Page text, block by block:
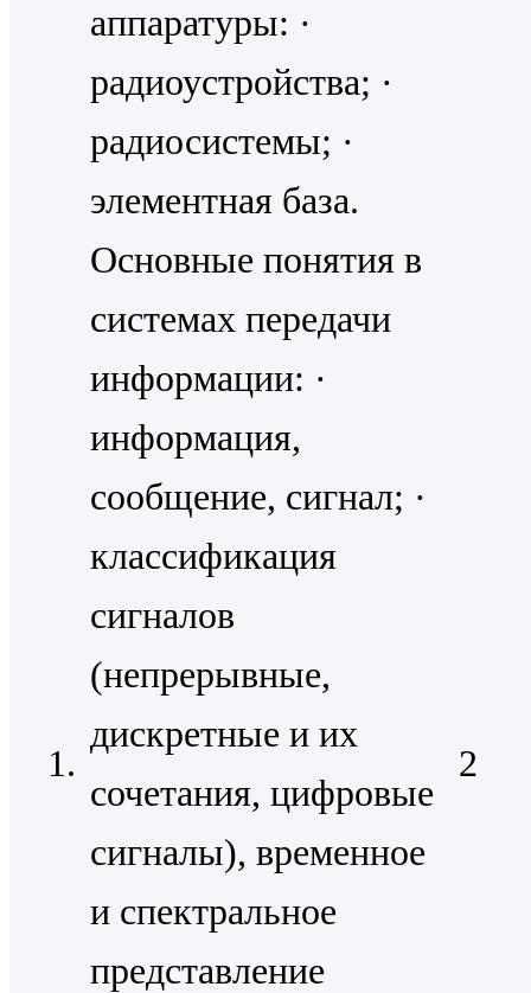
1.
аппаратуры: ·
радиоустройства; ·
радиосистемы; ·
элементная база.
Основные понятия в
системах передачи
информации: ·
информация,
сообщение, сигнал; ·
классификация
сигналов
(непрерывные,
дискретные и их
сочетания, цифровые
сигналы), временное
и спектральное
представление
2